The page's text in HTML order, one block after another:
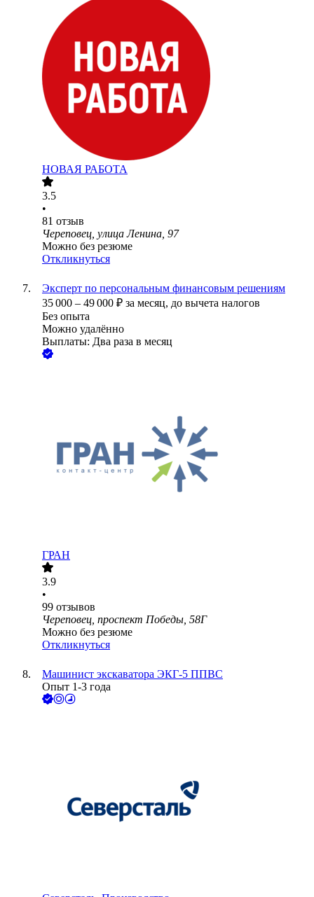
НОВАЯ РАБОТА
3.5
•
81 отзыв
Череповец, улица Ленина, 97
Можно без резюме
Откликнуться
Эксперт по персональным финансовым решениям
35 000 – 49 000 ₽ за месяц, до вычета налогов
Без опыта
Можно удалённо
Выплаты: Два раза в месяц
ГРАН
3.9
•
99 отзывов
Череповец, проспект Победы, 58Г
Можно без резюме
Откликнуться
Машинист экскаватора ЭКГ-5 ППВС
Опыт 1-3 года